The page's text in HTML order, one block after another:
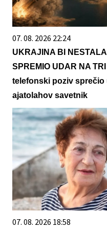
07. 08. 2026 22:24
UKRAJINA BI
SPREMIO UDAR NA
telefonski poziv
ajatolahov savetnik
07. 08. 2026 18:58